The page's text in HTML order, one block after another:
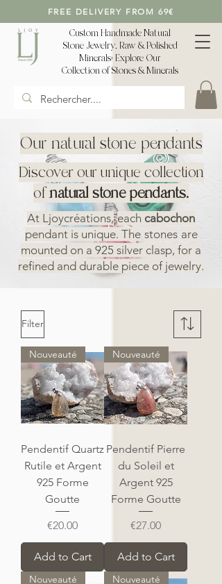
FREE DELIVERY FROM 69€
Custom Handmade Natural
Stone Jewelry, Raw & Polished
Minerals: Explore Our
Collection of Stones & Minerals
Our natural stone pendants
Discover our unique collection
ofnatural stone pendants.
At Ljoycréations, each cabochon
pendant is unique. The stones are
mounted on a 925 silver clasp, for a
refined and durable piece of jewelry.
Filter
Nouveauté
Pendentif Quartz
Rutile et Argent
925 Forme
Goutte
Price
€20.00
Add to Cart
Nouveauté
Pendentif Pierre
du Soleil et
Argent 925
Forme Goutte
Price
€27.00
Add to Cart
Nouveauté Nouveauté